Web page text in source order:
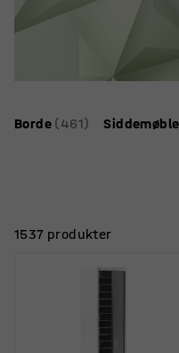
Borde (461)
1537 produkter